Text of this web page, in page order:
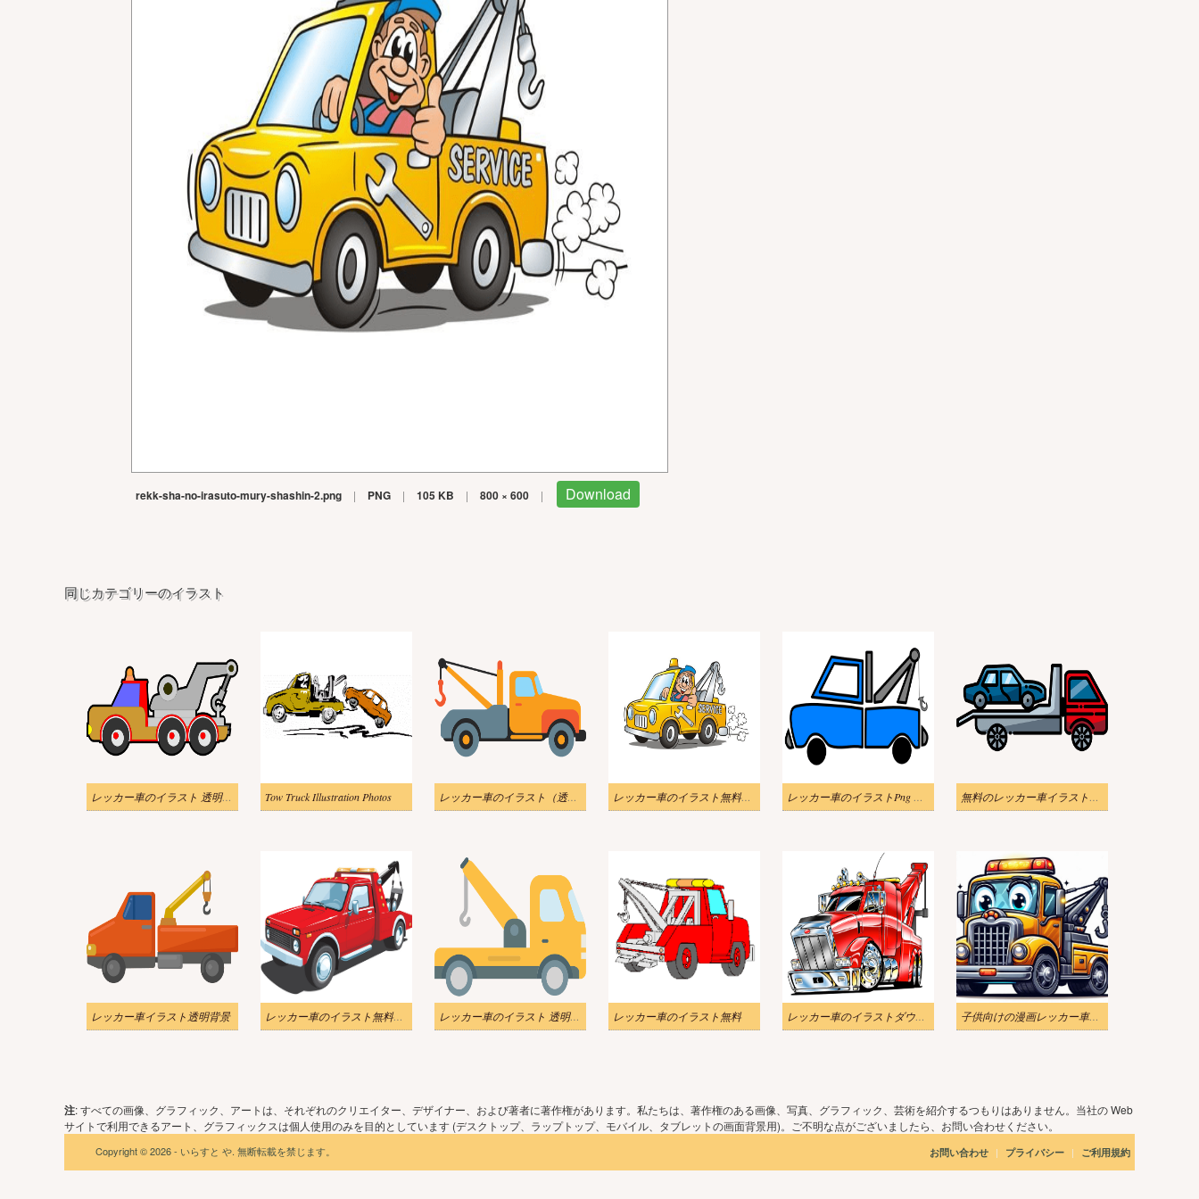
rekk-sha-no-irasuto-mury-shashin-2.png | PNG | 105 KB | 800 × 600 | Download
同じカテゴリーのイラスト
レッカー車のイラスト 透明な背景 Tow Truck Illustration Photos レッカー車のイラスト（透明）をダウンロード レッカー車のイラスト無料写真 2 レッカー車のイラストPng 無料 2 無料のレッカー車イラスト透明
レッカー車イラスト透明背景 レッカー車のイラスト無料ダウンロード レッカー車のイラスト 透明 無料 レッカー車のイラスト無料 レッカー車のイラストダウンロード 子供向けの漫画レッカー車のイラスト
注: すべての画像、グラフィック、アートは、それぞれのクリエイター、デザイナー、および著者に著作権があります。私たちは、著作権のある画像、写真、グラフィック、芸術を紹介するつもりはありません。当社の Web
サイトで利用できるアート、グラフィックスは個人使用のみを目的としています (デスクトップ、ラップトップ、モバイル、タブレットの画面背景用)。ご不明な点がございましたら、お問い合わせください。
Copyright © 2026 - いらすと や. 無断転載を禁じます。 お問い合わせ | プライバシー | ご利用規約